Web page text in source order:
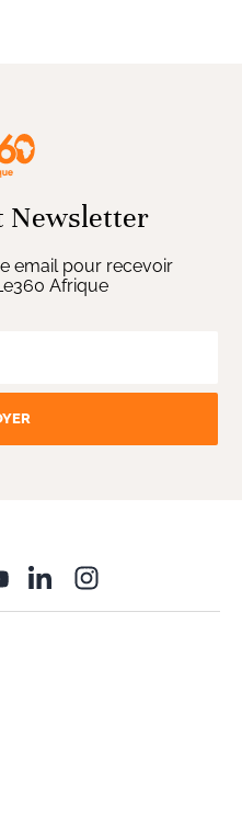
Newsletter
email pour recevoir
Afrique